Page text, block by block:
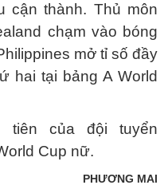
cận thành. Thủ môn
chạm vào bóng
mở tỉ số đầy
hai tại bảng A World
tiên của đội tuyển
Cup nữ.
PHƯƠNG MAI